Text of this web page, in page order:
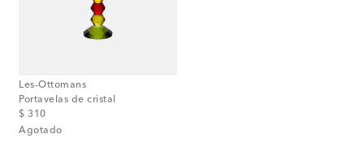
Les-Ottomans
Portavelas de cristal
$ 310
original price
Agotado